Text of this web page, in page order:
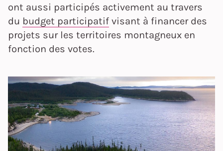
ont aussi participés activement au travers
du budget participatif visant à financer des
projets sur les territoires montagneux en
fonction des votes.